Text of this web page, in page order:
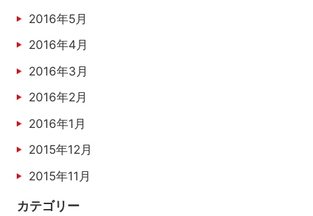
2016年5月
2016年4月
2016年3月
2016年2月
2016年1月
2015年12月
2015年11月
カテゴリー